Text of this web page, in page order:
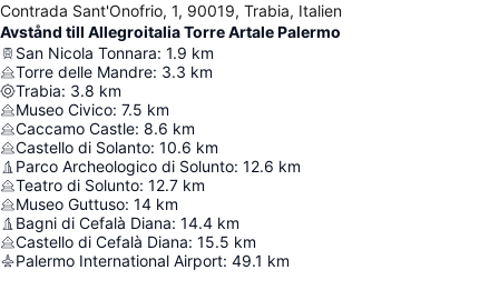
Contrada Sant'Onofrio, 1, 90019, Trabia, Italien
Avstånd till Allegroitalia Torre Artale Palermo
San Nicola Tonnara: 1.9 km
Torre delle Mandre: 3.3 km
Trabia: 3.8 km
Museo Civico: 7.5 km
Caccamo Castle: 8.6 km
Castello di Solanto: 10.6 km
Parco Archeologico di Solunto: 12.6 km
Teatro di Solunto: 12.7 km
Museo Guttuso: 14 km
Bagni di Cefalà Diana: 14.4 km
Castello di Cefalà Diana: 15.5 km
Palermo International Airport: 49.1 km